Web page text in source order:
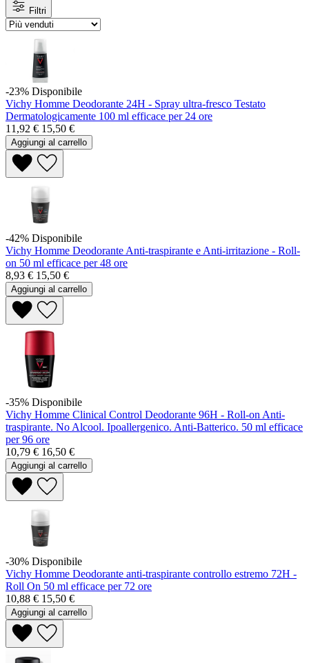
Filtri
-23% Disponibile
Vichy Homme Deodorante 24H - Spray ultra-fresco Testato
Dermatologicamente 100 ml efficace per 24 ore
11,92 € 15,50 €
Aggiungi al carrello
-42% Disponibile
Vichy Homme Deodorante Anti-traspirante e Anti-irritazione - Roll-
on 50 ml efficace per 48 ore
8,93 € 15,50 €
Aggiungi al carrello
-35% Disponibile
Vichy Homme Clinical Control Deodorante 96H - Roll-on Anti-
traspirante. No Alcool. Ipoallergenico. Anti-Batterico. 50 ml efficace
per 96 ore
10,79 € 16,50 €
Aggiungi al carrello
-30% Disponibile
Vichy Homme Deodorante anti-traspirante controllo estremo 72H -
Roll On 50 ml efficace per 72 ore
10,88 € 15,50 €
Aggiungi al carrello